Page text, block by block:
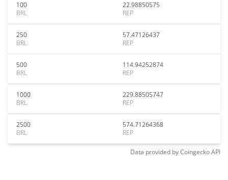
100
BRL
22.98850575
REP
250
BRL
57.47126437
REP
500
BRL
114.94252874
REP
1000
BRL
229.88505747
REP
2500
BRL
574.71264368
REP
Data provided byCoingeckoAPI